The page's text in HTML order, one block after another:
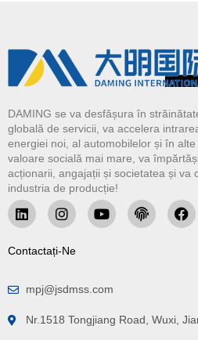
DAMING se va desfășura în
globală de servicii, va accelera
energiei noi, al automobilelor și în
valoare socială mai mare, va
acționarii, angajații și societatea și va
industria de producție!
Contactați-Ne
mpj@jsdmss.com
Nr.1518 Tongjiang Road, Wuxi,